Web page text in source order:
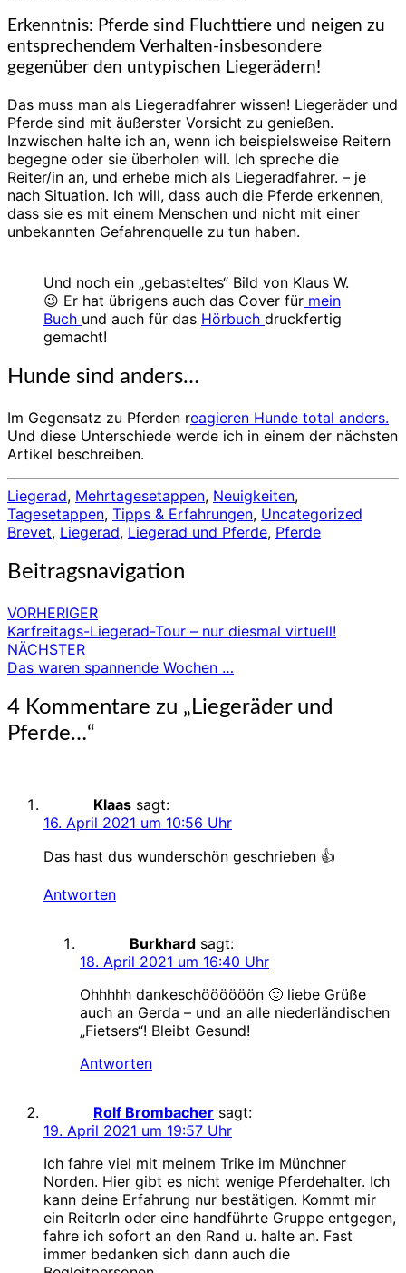
Erkenntnis: Pferde sind Fluchttiere und neigen zu
entsprechendem Verhalten-insbesondere
gegenüber den untypischen Liegerädern!
Das muss man als Liegeradfahrer wissen! Liegeräder und
Pferde sind mit äußerster Vorsicht zu genießen.
Inzwischen halte ich an, wenn ich beispielsweise Reitern
begegne oder sie überholen will. Ich spreche die
Reiter/in an, und erhebe mich als Liegeradfahrer. – je
nach Situation. Ich will, dass auch die Pferde erkennen,
dass sie es mit einem Menschen und nicht mit einer
unbekannten Gefahrenquelle zu tun haben.
Und noch ein „gebasteltes“ Bild von Klaus W.
😉 Er hat übrigens auch das Cover für mein
Buch und auch für das Hörbuch druckfertig
gemacht!
Hunde sind anders…
Im Gegensatz zu Pferden reagieren Hunde total anders.
Und diese Unterschiede werde ich in einem der nächsten
Artikel beschreiben.
Liegerad, Mehrtagesetappen, Neuigkeiten,
Tagesetappen, Tipps & Erfahrungen, Uncategorized
Brevet, Liegerad, Liegerad und Pferde, Pferde
Beitragsnavigation
VORHERIGER
Karfreitags-Liegerad-Tour – nur diesmal virtuell!
NÄCHSTER
Das waren spannende Wochen …
4 Kommentare zu „ Liegeräder und
Pferde…“
Klaas sagt:
16. April 2021 um 10:56 Uhr
Das hast dus wunderschön geschrieben 👍
Antworten
Burkhard sagt:
18. April 2021 um 16:40 Uhr
Ohhhhh dankeschöööööön 🙂 liebe Grüße
auch an Gerda – und an alle niederländischen
„Fietsers“! Bleibt Gesund!
Antworten
Rolf Brombacher sagt:
19. April 2021 um 19:57 Uhr
Ich fahre viel mit meinem Trike im Münchner
Norden. Hier gibt es nicht wenige Pferdehalter. Ich
kann deine Erfahrung nur bestätigen. Kommt mir
ein ReiterIn oder eine handführte Gruppe entgegen,
fahre ich sofort an den Rand u. halte an. Fast
immer bedanken sich dann auch die